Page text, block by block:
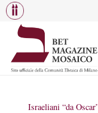
Israeliani “da